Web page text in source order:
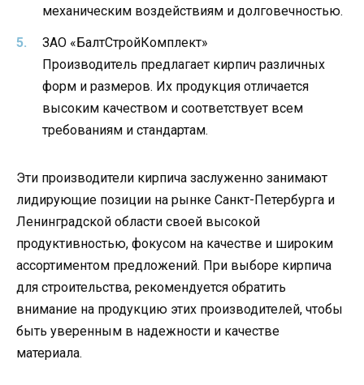
механическим воздействиям и долговечностью.
ЗАО «БалтСтройКомплект»
Производитель предлагает кирпич различных
форм и размеров. Их продукция отличается
высоким качеством и соответствует всем
требованиям и стандартам.
Эти производители кирпича заслуженно занимают
лидирующие позиции на рынке Санкт-Петербурга и
Ленинградской области своей высокой
продуктивностью, фокусом на качестве и широким
ассортиментом предложений. При выборе кирпича
для строительства, рекомендуется обратить
внимание на продукцию этих производителей, чтобы
быть уверенным в надежности и качестве
материала.